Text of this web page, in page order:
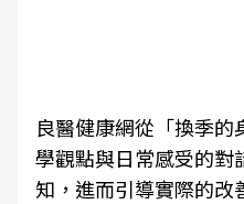
良醫健康網從「換季
學觀點與日常感受的對
知，進而引導實際的改